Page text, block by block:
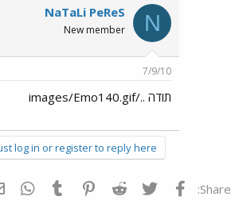
N
NaTaLi PeReS
New member
7/9/10
תודה ../images/Emo140.gif
log in or register to reply here.
Share: פייסבוק Twitter
Reddit
Pinterest
Tumblr